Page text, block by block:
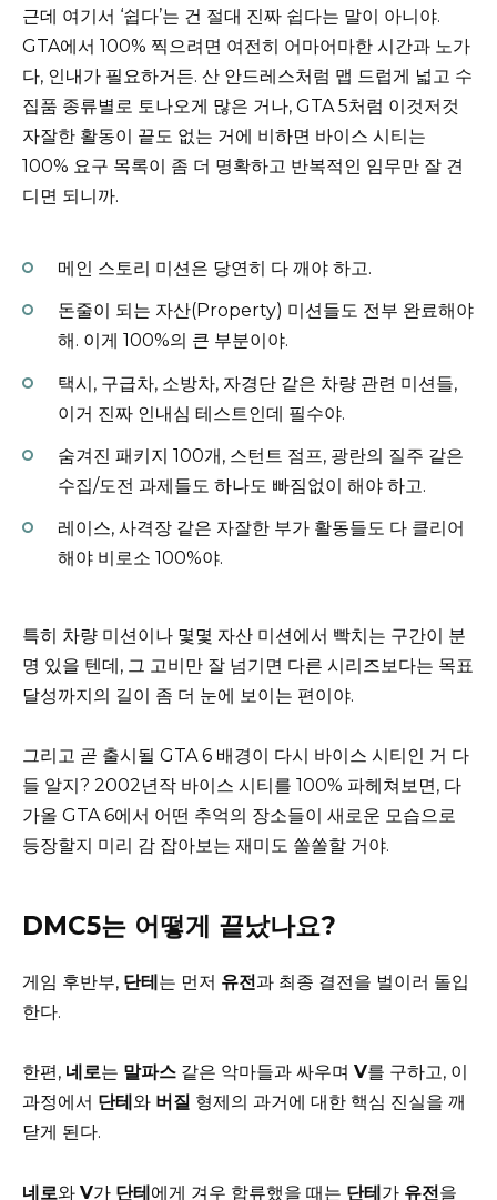
근데 여기서 ‘쉽다’는 건 절대 진짜 쉽다는 말이 아니야.
GTA에서 100% 찍으려면 여전히 어마어마한 시간과 노가
다, 인내가 필요하거든. 산 안드레스처럼 맵 드럽게 넓고 수
집품 종류별로 토나오게 많은 거나, GTA 5처럼 이것저것
자잘한 활동이 끝도 없는 거에 비하면 바이스 시티는
100% 요구 목록이 좀 더 명확하고 반복적인 임무만 잘 견
디면 되니까.
메인 스토리 미션은 당연히 다 깨야 하고.
돈줄이 되는 자산(Property) 미션들도 전부 완료해야
해. 이게 100%의 큰 부분이야.
택시, 구급차, 소방차, 자경단 같은 차량 관련 미션들,
이거 진짜 인내심 테스트인데 필수야.
숨겨진 패키지 100개, 스턴트 점프, 광란의 질주 같은
수집/도전 과제들도 하나도 빠짐없이 해야 하고.
레이스, 사격장 같은 자잘한 부가 활동들도 다 클리어
해야 비로소 100%야.
특히 차량 미션이나 몇몇 자산 미션에서 빡치는 구간이 분
명 있을 텐데, 그 고비만 잘 넘기면 다른 시리즈보다는 목표
달성까지의 길이 좀 더 눈에 보이는 편이야.
그리고 곧 출시될 GTA 6 배경이 다시 바이스 시티인 거 다
들 알지? 2002년작 바이스 시티를 100% 파헤쳐보면, 다
가올 GTA 6에서 어떤 추억의 장소들이 새로운 모습으로
등장할지 미리 감 잡아보는 재미도 쏠쏠할 거야.
DMC5는 어떻게 끝났나요?
게임 후반부, 단테 는 먼저 유전과 최종 결전을 벌이러 돌입
한다.
한편, 네로는 말파스 같은 악마들과 싸우며 V를 구하고, 이
과정에서 단테 와 버질 형제의 과거에 대한 핵심 진실을 깨
닫게 된다.
네로와 V가 단테에게 겨우 합류했을 때는 단테가 유전을